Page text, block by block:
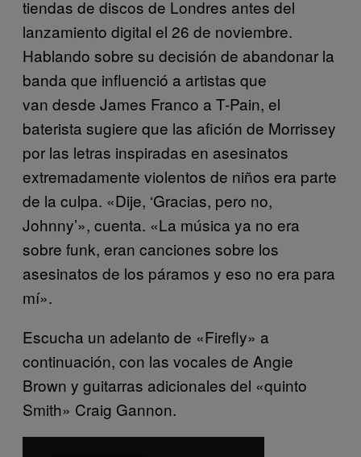
tiendas de discos de Londres antes del
lanzamiento digital el 26 de noviembre.
Hablando sobre su decisión de abandonar la
banda que influenció a artistas que
van desde James Franco a T-Pain, el
baterista sugiere que las afición de Morrissey
por las letras inspiradas en asesinatos
extremadamente violentos de niños era parte
de la culpa. «Dije, ‘Gracias, pero no,
Johnny’», cuenta. «La música ya no era
sobre funk, eran canciones sobre los
asesinatos de los páramos y eso no era para
mí».
Escucha un adelanto de «Firefly» a
continuación, con las vocales de Angie
Brown y guitarras adicionales del «quinto
Smith» Craig Gannon.